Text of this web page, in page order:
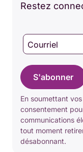
Restez
Courriel
S'abonner
En soumettant
consentement
communications
tout moment
désabonnant.